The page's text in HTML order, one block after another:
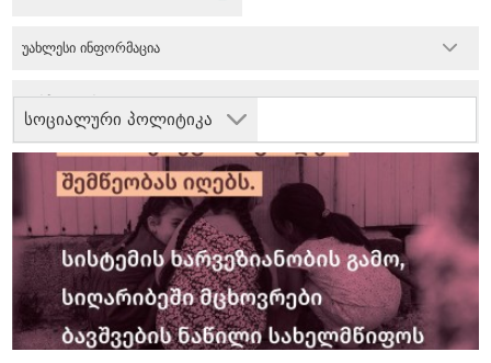
სოციალური პოლიტიკა
უახლესი ინფორმაცია